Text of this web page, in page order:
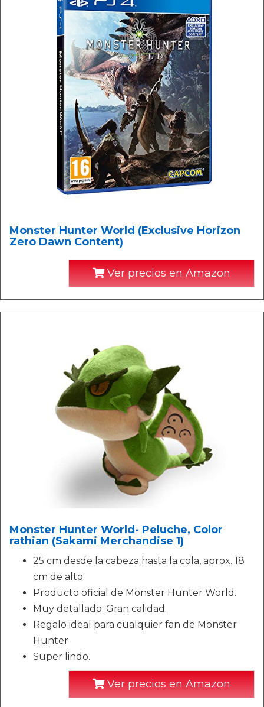
Monster Hunter World (Exclusive Horizon
Zero Dawn Content)
Ver precios en Amazon
Monster Hunter World- Peluche, Color
rathian (Sakami Merchandise 1)
25 cm desde la cabeza hasta la cola, aprox. 18
cm de alto.
Producto oficial de Monster Hunter World.
Muy detallado. Gran calidad.
Regalo ideal para cualquier fan de Monster
Hunter
Super lindo.
Ver precios en Amazon